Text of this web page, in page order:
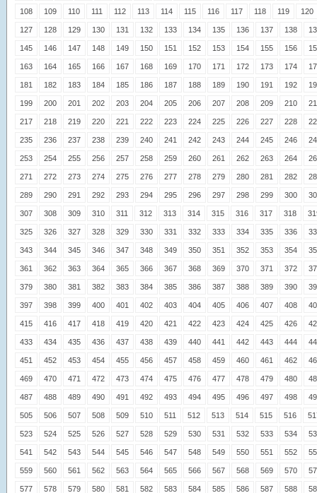
108 109 110 111 112 113 114 115 116 117 118 119 120
127 128 129 130 131 132 133 134 135 136 137 138
145 146 147 148 149 150 151 152 153 154 155 156
163 164 165 166 167 168 169 170 171 172 173 174
181 182 183 184 185 186 187 188 189 190 191 192
199 200 201 202 203 204 205 206 207 208 209 210
217 218 219 220 221 222 223 224 225 226 227 228
235 236 237 238 239 240 241 242 243 244 245 246
253 254 255 256 257 258 259 260 261 262 263 264
271 272 273 274 275 276 277 278 279 280 281 282
289 290 291 292 293 294 295 296 297 298 299 300
307 308 309 310 311 312 313 314 315 316 317 318
325 326 327 328 329 330 331 332 333 334 335 336
343 344 345 346 347 348 349 350 351 352 353 354
361 362 363 364 365 366 367 368 369 370 371 372
379 380 381 382 383 384 385 386 387 388 389 390
397 398 399 400 401 402 403 404 405 406 407 408
415 416 417 418 419 420 421 422 423 424 425 426
433 434 435 436 437 438 439 440 441 442 443 444
451 452 453 454 455 456 457 458 459 460 461 462
469 470 471 472 473 474 475 476 477 478 479 480
487 488 489 490 491 492 493 494 495 496 497 498
505 506 507 508 509 510 511 512 513 514 515 516
523 524 525 526 527 528 529 530 531 532 533 534
541 542 543 544 545 546 547 548 549 550 551 552
559 560 561 562 563 564 565 566 567 568 569 570
577 578 579 580 581 582 583 584 585 586 587 588